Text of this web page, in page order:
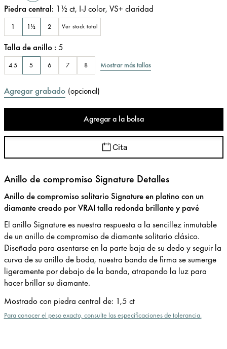
Piedra central: 1½ ct, I-J color, VS+ claridad
1 1½ 2 Ver stock total
Talla de anillo : 5
4.5 5 6 7 8 Mostrar más tallas
Agregar grabado (opcional)
Agregar a la bolsa
Cita
Anillo de compromiso Signature Detalles
Anillo de compromiso solitario Signature en platino con un
diamante creado por VRAI talla redonda brillante y pavé
El anillo Signature es nuestra respuesta a la sencillez inmutable
de un anillo de compromiso de diamante solitario clásico.
Diseñada para asentarse en la parte baja de su dedo y seguir la
curva de su anillo de boda, nuestra banda de firma se sumerge
ligeramente por debajo de la banda, atrapando la luz para
hacer brillar su diamante.
Mostrado con piedra central de: 1,5 ct
Para conocer el peso exacto, consulte las especificaciones de tolerancia.